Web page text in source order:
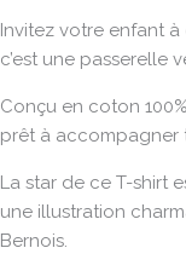
Invitez votre enfant à
c’est une passerelle
Conçu en coton
prêt à accompagner
La star de ce T-shirt
une illustration
Bernois.